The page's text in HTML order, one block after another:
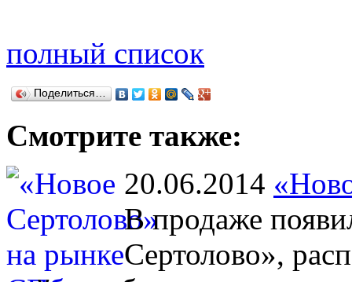
полный список
Поделиться…
Смотрите также:
20.06.2014
В продаже
Сертолово»,